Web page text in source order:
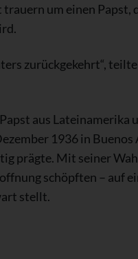
um einen Papst,
zurückgekehrt“,
aus Lateinamerika
1936 in Buenos
prägte. Mit seiner
schöpften – auf
stellt.